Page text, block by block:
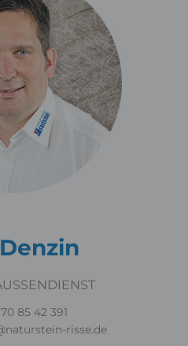
85 42 391
risse.de